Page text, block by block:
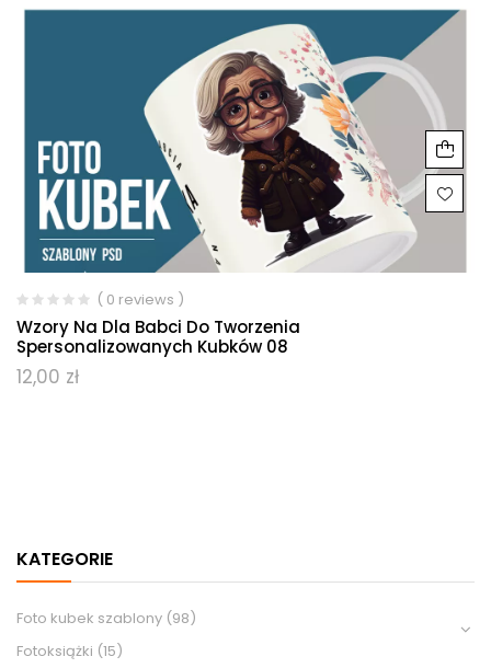
KATEGORIE
Foto kubek szablony (98)
Fotoksiążki (15)
( 0 reviews )
Wzory Na Dla Babci Do Tworzenia
Spersonalizowanych Kubków 08
12,00 zł